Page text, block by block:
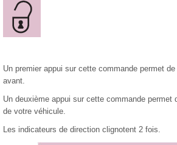
Un premier appui sur cette commande permet
avant.
Un deuxième appui sur cette commande permet
de votre véhicule.
Les indicateurs de direction clignotent 2 fois.